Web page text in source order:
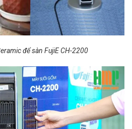
để sàn FujiE CH-2200